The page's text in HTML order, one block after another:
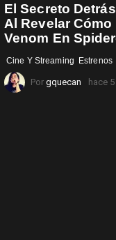
Cine Y Streaming Estrenos
El Secreto
Al Revelar
Venom En
Por gquecan hace